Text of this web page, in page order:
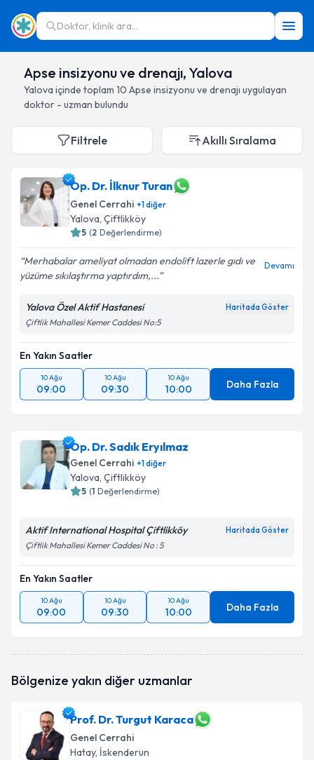
Doktor, klinik ara...
Apse insizyonu ve drenajı, Yalova
Yalova içinde toplam 10 Apse insizyonu ve drenajı uygulayan
doktor - uzman bulundu
Filtrele Akıllı Sıralama
Op. Dr. İlknur Turan
Genel Cerrahi +1diğer
Yalova, Çiftlikköy
5 (2 Değerlendirme)
Merhabalar ameliyat olmadan endolift lazerle gıdı ve
yüzüme sıkılaştırma yaptırdım,...
Devamı
Yalova Özel Aktif Hastanesi Haritada Göster
Çiftlik Mahallesi Kemer Caddesi No:5
En Yakın Saatler
10 Ağu
09:00
10 Ağu
09:30
10 Ağu
10:00 Daha Fazla
Op. Dr. Sadık Eryılmaz
Genel Cerrahi +1diğer
Yalova, Çiftlikköy
5 (1 Değerlendirme)
Aktif International Hospital Çiftlikköy Haritada Göster
Çiftlik Mahallesi Kemer Caddesi No : 5
En Yakın Saatler
10 Ağu
09:00
10 Ağu
09:30
10 Ağu
10:00 Daha Fazla
Bölgenize yakın diğer uzmanlar
Prof. Dr. Turgut Karaca
Genel Cerrahi
Hatay, İskenderun